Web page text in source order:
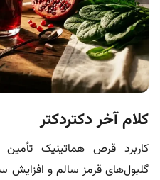
کلام آخر دکتردکتر
کاربرد قرص هماتینیک
گلبول‌های قرمز سالم و